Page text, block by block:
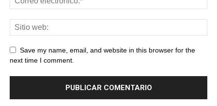
Save my name, email, and website in this browser for the
next time I comment.